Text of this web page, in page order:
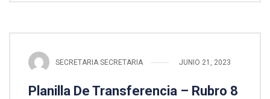
SECRETARIA SECRETARIA JUNIO 21, 2023
Planilla De Transferencia – Rubro 8